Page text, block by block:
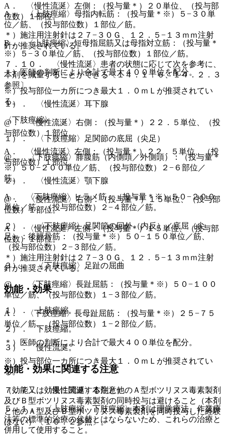
A． 〈慢性流涎〉左側：（投与量＊）２０単位、（投与部
位数）１部位。
＊）施注用注射針は２７−３０Ｇ、１２．５−１３ｍｍ注射
針が推奨されている。
７．１０． 〈慢性流涎〉患者の状態に応じて次を参考に、
本剤を減量することができる〔１４．１．６、１４．２．３
参照〕。
１）． 〈慢性流涎〉耳下腺
@． 〈慢性流涎〉右側：（投与量＊）２２．５単位、（投
与部位数）１部位。
A． 〈慢性流涎〉左側：（投与量＊）２２．５単位、（投
与部位数）１部位。
２）． 〈慢性流涎〉顎下腺
@． 〈慢性流涎〉右側：（投与量＊）１５単位、（投与部
位数）１部位。
A． 〈慢性流涎〉左側：（投与量＊）１５単位、（投与部
位数）１部位。
＊）施注用注射針は２７−３０Ｇ、１２．５−１３ｍｍ注射
針が推奨されている。
効能・効果
１）． 上肢痙縮。
２）． 下肢痙縮。
３）． 慢性流涎。
効能・効果に関連する注意
（効能又は効果に関連する注意）
５．１． 〈上肢痙縮、下肢痙縮〉本剤は理学療法、作業療
法等の標準的治療の代替とはならないため、これらの治療と
併用して使用すること。
A． 〈上肢痙縮〉母指内転筋：（投与量＊※）５−３０単
位／筋、（投与部位数）１部位／筋。
B． 〈上肢痙縮〉短母指屈筋又は母指対立筋：（投与量＊
※）５−３０単位／筋、（投与部位数）１部位／筋。
＊）医師の判断により合計で最大４００単位を配分。
※）投与部位一カ所につき最大１．０ｍＬが推奨されてい
る。
〈下肢痙縮〉
１）． 〈下肢痙縮〉足関節の底屈（尖足）
@． 〈下肢痙縮〉腓腹筋（内側頭／外側頭）：（投与量＊
※）５０−２００単位／筋、（投与部位数）２−６部位／
筋。
A． 〈下肢痙縮〉ヒラメ筋：（投与量＊※）５０−２００
単位／筋、（投与部位数）２−４部位／筋。
２）． 〈下肢痙縮〉足関節の回外（内反）／底屈（尖
足）：後脛骨筋：（投与量＊※）５０−１５０単位／筋、
（投与部位数）２−３部位／筋。
３）． 〈下肢痙縮〉足趾の屈曲
@． 〈下肢痙縮〉長趾屈筋：（投与量＊※）５０−１００
単位／筋、（投与部位数）１−３部位／筋。
A． 〈下肢痙縮〉長母趾屈筋：（投与量＊※）２５−７５
単位／筋、（投与部位数）１−２部位／筋。
＊）医師の判断により合計で最大４００単位を配分。
※）投与部位一カ所につき最大１．０ｍＬが推奨されてい
る。
７．７． 〈慢性流涎〉本剤と他のＡ型ボツリヌス毒素製剤
及びＢ型ボツリヌス毒素製剤の同時投与は避けること（本剤
と他のＡ型及びＢ型ボツリヌス毒素製剤を同時投与した経験
はない）〔１０．２参照〕。